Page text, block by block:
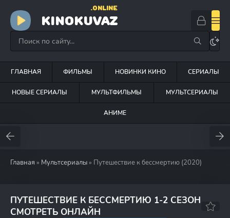
KINOKUVAZ
.ONLINE
ГЛАВНАЯ ФИЛЬМЫ НОВИНКИ КИНО СЕРИАЛЫ
НОВЫЕ СЕРИАЛЫ МУЛЬТФИЛЬМЫ МУЛЬТСЕРИАЛЫ
АНИМЕ
Главная » Мультсериалы » Путешествие к бессмертию (2020)
ПУТЕШЕСТВИЕ К БЕССМЕРТИЮ 1-2 СЕЗОН
СМОТРЕТЬ ОНЛАЙН
9.0